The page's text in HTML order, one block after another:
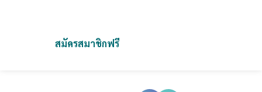
สมัครสมาชิกฟรี